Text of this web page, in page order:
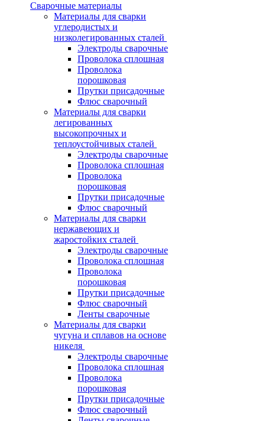
Сварочные материалы
Материалы для сварки
углеродистых и
низколегированных сталей
Электроды сварочные
Проволока сплошная
Проволока
порошковая
Прутки присадочные
Флюс сварочный
Материалы для сварки
легированных
высокопрочных и
теплоустойчивых сталей
Электроды сварочные
Проволока сплошная
Проволока
порошковая
Прутки присадочные
Флюс сварочный
Материалы для сварки
нержавеющих и
жаростойких сталей
Электроды сварочные
Проволока сплошная
Проволока
порошковая
Прутки присадочные
Флюс сварочный
Ленты сварочные
Материалы для сварки
чугуна и сплавов на основе
никеля
Электроды сварочные
Проволока сплошная
Проволока
порошковая
Прутки присадочные
Флюс сварочный